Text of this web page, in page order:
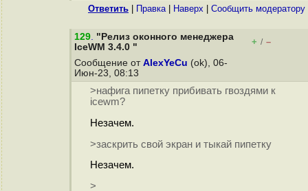
Ответить Правка| Наверх Cообщить модератору
129. "Релиз оконного менеджера
IceWM 3.4.0 "
+ / –
Сообщение от AlexYeCu (ok), 06-
Июн-23, 08:13
>нафига пипетку прибивать гвоздями к
icewm?
Незачем.
>заскрить свой экран и тыкай пипетку
Незачем.
>